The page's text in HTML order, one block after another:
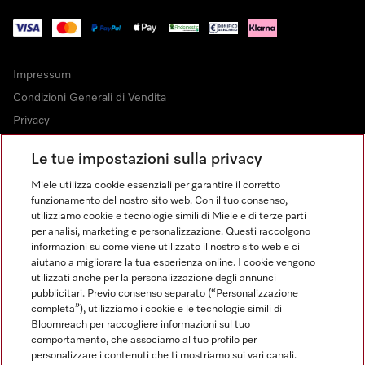
Impressum
Condizioni Generali di Vendita
Privacy
Dichiarazione di Accessibilità
Modulo di recesso
Legge sui servizi digitali
Impostazioni cookie
FINANZIAMENTO FINO A 50 MESI CON OPZIONE 10 E TASSO
ZERO
Le tue impostazioni sulla privacy
Miele utilizza cookie essenziali per garantire il corretto
funzionamento del nostro sito web. Con il tuo consenso,
utilizziamo cookie e tecnologie simili di Miele e di terze parti
per analisi, marketing e personalizzazione. Questi raccolgono
informazioni su come viene utilizzato il nostro sito web e ci
aiutano a migliorare la tua esperienza online. I cookie vengono
utilizzati anche per la personalizzazione degli annunci
pubblicitari. Previo consenso separato (“Personalizzazione
completa”), utilizziamo i cookie e le tecnologie simili di
Bloomreach per raccogliere informazioni sul tuo
comportamento, che associamo al tuo profilo per
personalizzare i contenuti che ti mostriamo sui vari canali.